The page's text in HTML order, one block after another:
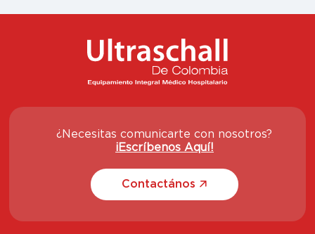
¿Necesitas comunicarte con nosotros?
¡Escríbenos Aquí!
Contactános